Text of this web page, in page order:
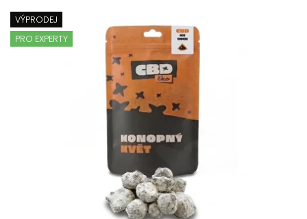
VÝPRODEJ
PRO EXPERTY